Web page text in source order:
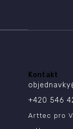
Kontakt
objednavky
+420 546
Arttec pro